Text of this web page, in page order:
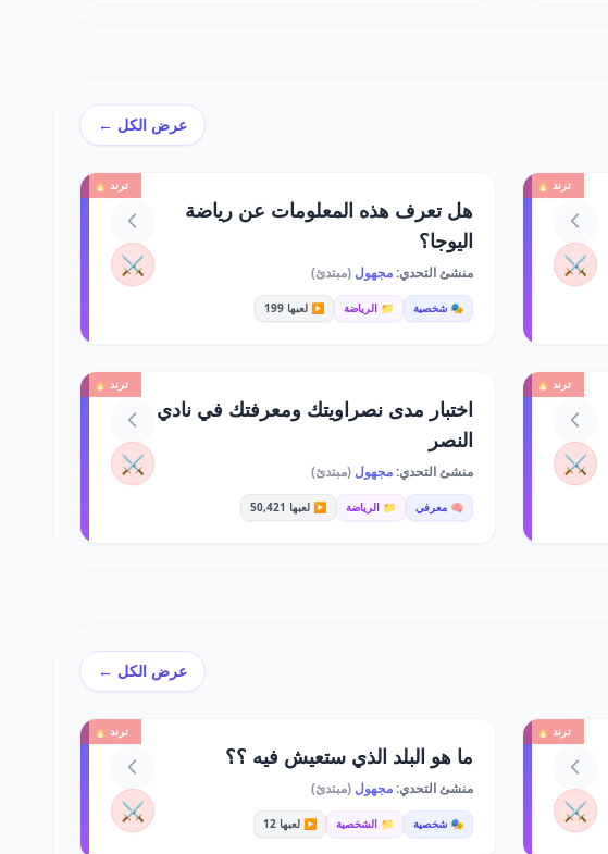
عرض الكل ←
ترند 🔥
⚔️
ترند 🔥
هل تعرف هذه المعلومات عن رياضة
اليوجا؟
منشئ التحدي:مجهول (مبتدئ)
🎭 شخصية 📁 الرياضة ▶️ لعبها 199
⚔️
ترند 🔥
⚔️
ترند 🔥
اختبار مدى نصراويتك ومعرفتك في نادي
النصر
منشئ التحدي:مجهول (مبتدئ)
🧠 معرفي 📁 الرياضة ▶️ لعبها 50,421
⚔️
عرض الكل ←
ترند 🔥
⚔️
ترند 🔥
ما هو البلد الذي ستعيش فيه ؟؟
منشئ التحدي:مجهول (مبتدئ)
🎭 شخصية 📁 الشخصية ▶️ لعبها 12 ⚔️